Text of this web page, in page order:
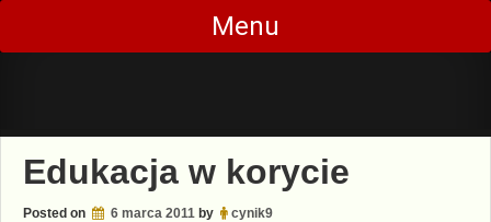
Skip
content
Menu
Edukacja w korycie
Posted on 6 marca 2011 by cynik9